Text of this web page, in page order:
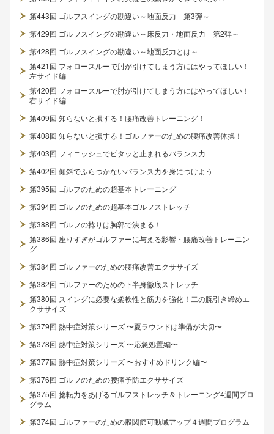
第443回 ゴルフスイングの勘違い～地面反力 第3弾～
第429回 ゴルフスイングの勘違い～床反力・地面反力 第2弾～
第428回 ゴルフスイングの勘違い～地面反力とは～
第421回 フォロースルーで肘が引けてしまう方にはやってほしい！
左サイド編
第420回 フォロースルーで肘が引けてしまう方にはやってほしい！
右サイド編
第409回 知らないと損する！腰痛改善トレーニング！
第408回 知らないと損する！ゴルファーのための腰痛改善体操！
第403回 フィニッシュでピタッと止まれるバランス力
第402回 傾斜でふらつかないバランス力を身につけよう
第395回 ゴルフのための超基本トレーニング
第394回 ゴルフのための超基本ゴルフストレッチ
第388回 ゴルフの捻りは胸郭で決まる！
第386回 座りすぎがゴルファーに与える影響・腰痛改善トレーニン
グ
第384回 ゴルファーのための腰痛改善エクササイズ
第382回 ゴルファーのための下半身徹底ストレッチ
第380回 スイングに必要な柔軟性と筋力を強化！二の腕引き締めエ
クササイズ
第379回 熱中症対策シリーズ 〜夏ラウンドは準備が大切〜
第378回 熱中症対策シリーズ 〜応急処置編〜
第377回 熱中症対策シリーズ 〜おすすめドリンク編〜
第376回 ゴルフのための腰痛予防エクササイズ
第375回 捻転力をあげるゴルフストレッチ＆トレーニング4週間プロ
グラム
第374回 ゴルファーのための股関節可動域アップ４週間プログラム